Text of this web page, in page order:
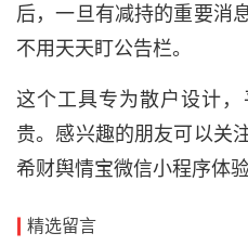
后，一旦有减持的重要消
不用天天盯公告栏。
这个工具专为散户设计
贵。感兴趣的朋友可以关
希财舆情宝微信小程序体验
精选留言